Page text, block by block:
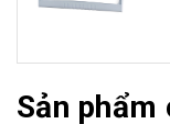
Sản phẩm